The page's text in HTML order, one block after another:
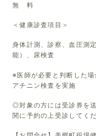
無 料
＜健康診査項目＞
身体計測、診察、血圧測
能）、尿検査
※医師が必要と判断した
アチニン検査を実施
◎対象の方には受診券を
関に予約の上受診してくだ